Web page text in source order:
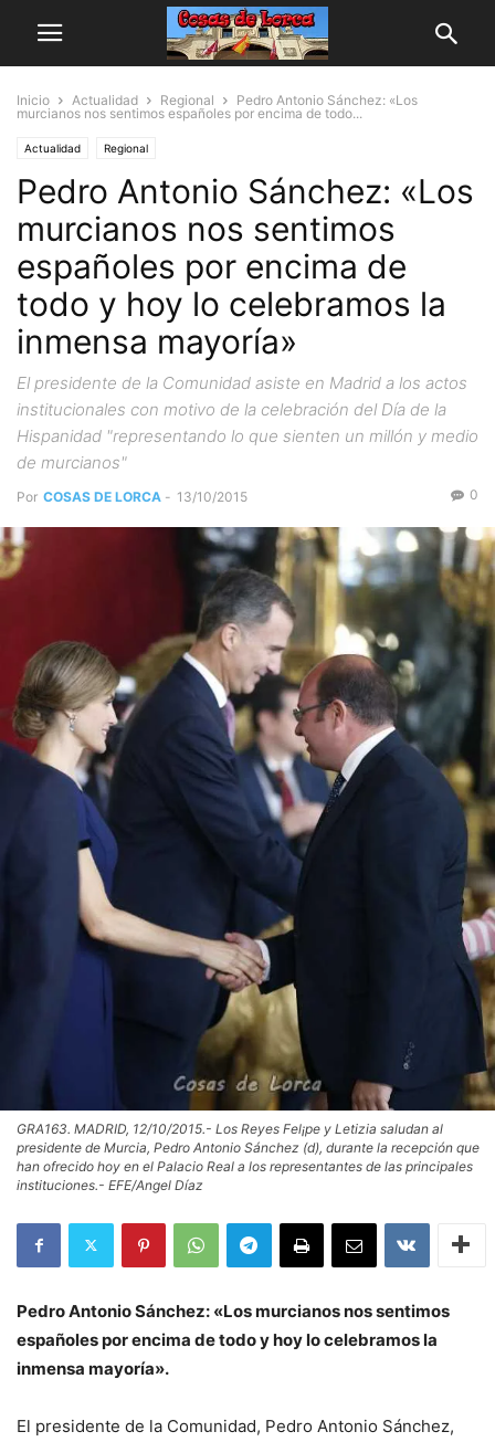
Inicio Actualidad Regional
Pedro Antonio Sánchez: «Los
murcianos nos sentimos españoles por encima de todo...
Actualidad Regional
Pedro Antonio Sánchez: «Los
murcianos nos sentimos
españoles por encima de
todo y hoy lo celebramos la
inmensa mayoría»
El presidente de la Comunidad asiste en Madrid a los actos
institucionales con motivo de la celebración del Día de la
Hispanidad "representando lo que sienten un millón y medio
de murcianos"
Por COSAS DE LORCA - 13/10/2015 0
GRA163. MADRID, 12/10/2015.- Los Reyes Fel¡pe y Letizia saludan al
presidente de Murcia, Pedro Antonio Sánchez (d), durante la recepción que
han ofrecido hoy en el Palacio Real a los representantes de las principales
instituciones.- EFE/Angel Díaz
Pedro Antonio Sánchez: «Los murcianos nos sentimos
españoles por encima de todo y hoy lo celebramos la
inmensa mayoría».
El presidente de la Comunidad, Pedro Antonio Sánchez,